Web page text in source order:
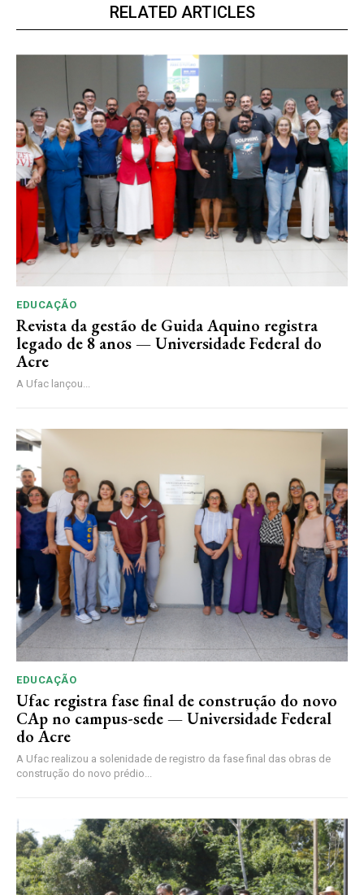
RELATED ARTICLES
EDUCAÇÃO
Revista da gestão de Guida Aquino registra
legado de 8 anos — Universidade Federal do
Acre
A Ufac lançou...
EDUCAÇÃO
Ufac registra fase final de construção do novo
CAp no campus-sede — Universidade Federal
do Acre
A Ufac realizou a solenidade de registro da fase final das obras de
construção do novo prédio...